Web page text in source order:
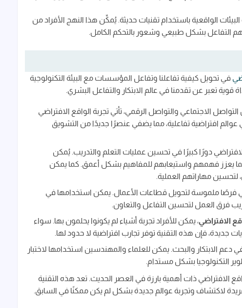
الواقعية باستخدام تقنيات حديثة. يُمكِّن هذا النهج الأفراد من
التفاعل بشكل طبيعي وشعور بالتحكم الكامل.
في تحويل كيفية تفاعلنا وتفاعل المؤسسات مع البيئة التكنولوجية
تعبر عن تقدمنا في عالم الابتكار والتفاعل البشري.
الاجتماعي والتواصل الرقمي، تأتي تجربة الواقع الافتراضي
عوالم افتراضية تفاعلية، مما يضفي عنصرًا جديدًا من التشويق
دورًا كبيرًا في تحسين عمليات التعلم والتدريب. يُمكن
يعزز فهمهم واستيعابهم للمفاهيم بشكل أعمق. كما يمكن
لتحسين مهاراتهم العملية.
فرصًا ملموسة لتحويل قطاعات الأعمال. يمكن استخدامها في
فرق العمل لتحسين التفاعل والتعاون.
الافتراضي، يمكن للأفراد تجربة أشياء لم يكونوا يحلمون بها. سواء
جديدة، فإن هذه التقنية توفر تجارب افتراضية لا حدود لها.
دعم الابتكار والبحث. يمكن للعلماء والمهندسين استخدامها لاختبار
التكنولوجيا بشكل مستدام.
الافتراضي ذات أهمية بارزة في العصر الحديث. تعد هذه التقنية
لاكتشاف وتجربة عوالم جديدة بشكل لم يكن ممكنًا في السابق.